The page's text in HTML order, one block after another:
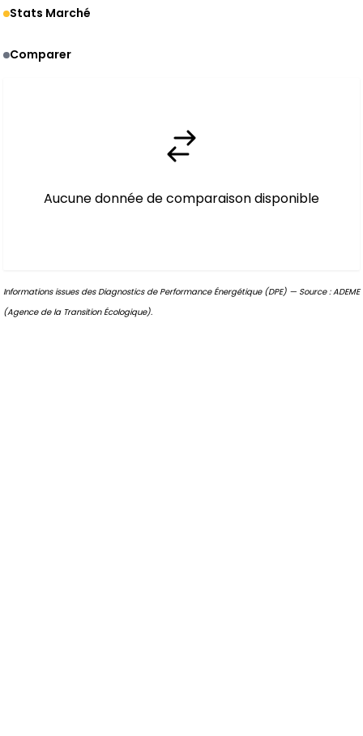
Stats Marché
Comparer
Aucune donnée de comparaison disponible
Informations issues des Diagnostics de Performance Énergétique (DPE) — Source : ADEME
(Agence de la Transition Écologique).